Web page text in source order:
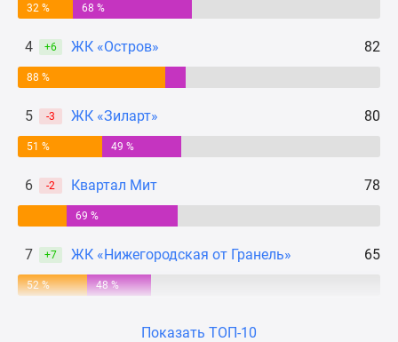
проекте
Реклама
сайте
Дзен
Машино-
места
Апартаменты
#траншевая
#рассрочка
ИТ-
32 % 68 %
4 +6 ЖК «Остров» 82
88 %
5 -3 ЖК «Зиларт» 80
51 % 49 %
6 -2 Квартал Мит 78
69 %
7 +7 ЖК «Нижегородская от Гранель» 65
52 % 48 %
Показать ТОП-10